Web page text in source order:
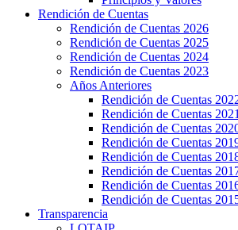
Rendición de Cuentas
Rendición de Cuentas 2026
Rendición de Cuentas 2025
Rendición de Cuentas 2024
Rendición de Cuentas 2023
Años Anteriores
Rendición de Cuentas
Rendición de Cuentas 2021
Rendición de Cuentas
Rendición de Cuentas
Rendición de Cuentas
Rendición de Cuentas
Rendición de Cuentas
Rendición de Cuentas
Transparencia